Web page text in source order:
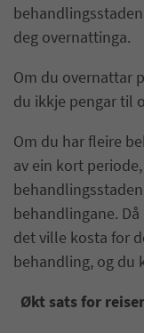
deg overnattinga.
Om du overnattar
du ikkje pengar til
Om du har fleire
av ein kort
behandlingane.
det ville kosta for
behandling, og du
Økt sats for